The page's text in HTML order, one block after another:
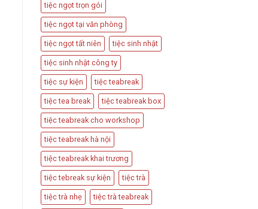
tiệc ngọt trọn gói
tiệc ngọt tại văn phòng
tiệc ngọt tất niên tiệc sinh nhật
tiệc sinh nhật công ty
tiệc sự kiện tiệc teabreak
tiệc tea break tiệc teabreak box
tiệc teabreak cho workshop
tiệc teabreak hà nội
tiệc teabreak khai trương
tiệc tebreak sự kiện tiệc trà
tiệc trà nhẹ tiệc trà teabreak